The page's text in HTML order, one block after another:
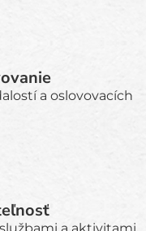
a oslovovacích
a aktivitami